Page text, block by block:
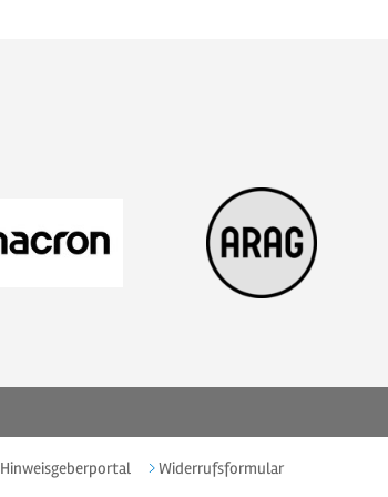
Hinweisgeberportal Widerrufsformular